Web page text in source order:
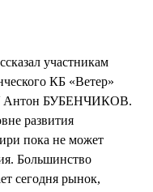
участникам
КБ «Ветер»
Антон БУБЕНЧИКОВ.
развития
пока не может
Большинство
сегодня рынок,